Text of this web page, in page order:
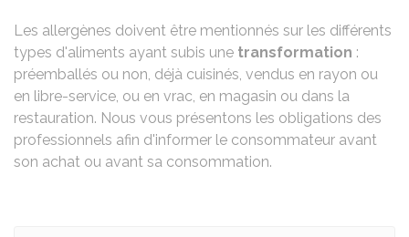
Les allergènes doivent être mentionnés sur les différents
types d'aliments ayant subis une transformation :
préemballés ou non, déjà cuisinés, vendus en rayon ou
en libre-service, ou en vrac, en magasin ou dans la
restauration. Nous vous présentons les obligations des
professionnels afin d'informer le consommateur avant
son achat ou avant sa consommation.